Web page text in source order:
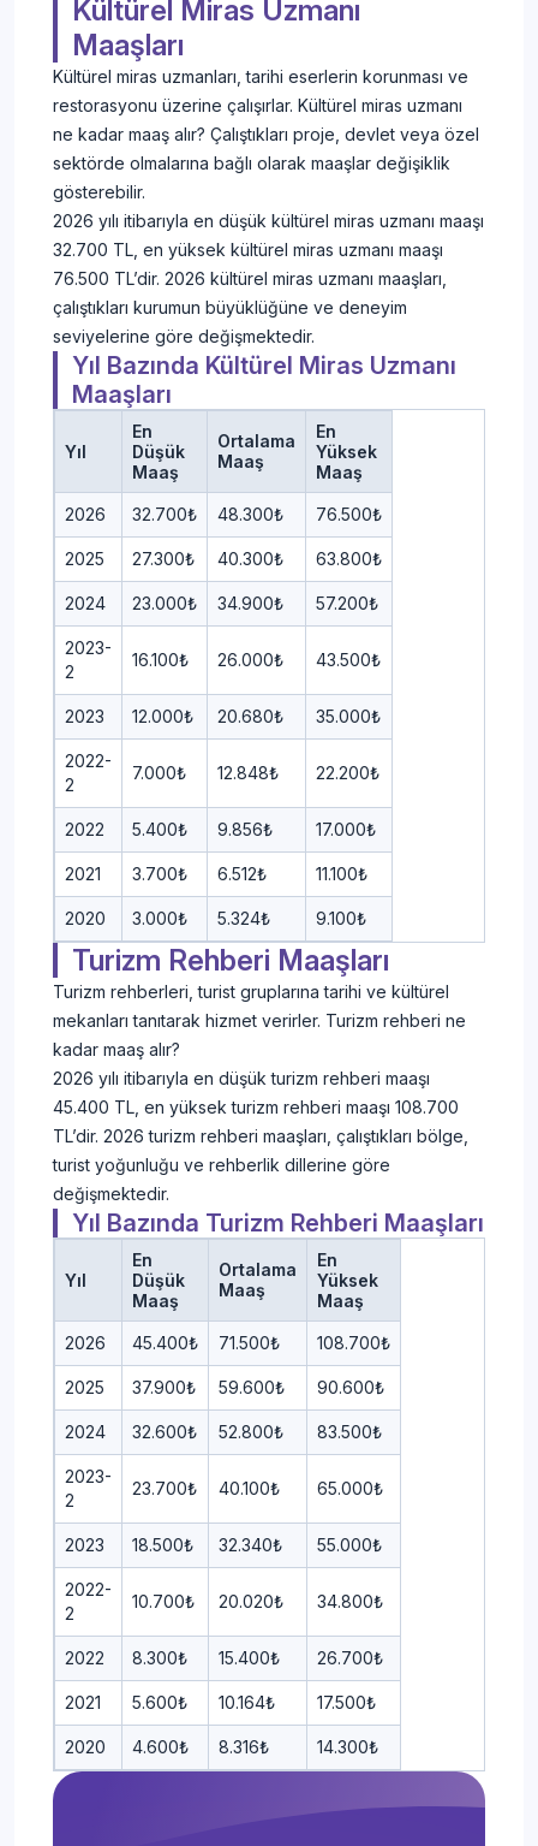
Kültürel Miras Uzmanı
Maaşları
Kültürel miras uzmanları, tarihi eserlerin korunması ve
restorasyonu üzerine çalışırlar. Kültürel miras uzmanı
ne kadar maaş alır? Çalıştıkları proje, devlet veya özel
sektörde olmalarına bağlı olarak maaşlar değişiklik
gösterebilir.
2026 yılı itibarıyla en düşük kültürel miras uzmanı maaşı
32.700 TL, en yüksek kültürel miras uzmanı maaşı
76.500 TL’dir. 2026 kültürel miras uzmanı maaşları,
çalıştıkları kurumun büyüklüğüne ve deneyim
seviyelerine göre değişmektedir.
Yıl Bazında Kültürel Miras Uzmanı
Maaşları
Yıl
En
Düşük
Maaş
Ortalama
Maaş
En
Yüksek
Maaş
2026 32.700₺ 48.300₺ 76.500₺
2025 27.300₺ 40.300₺ 63.800₺
2024 23.000₺ 34.900₺ 57.200₺
2023-
2
16.100₺ 26.000₺ 43.500₺
2023 12.000₺ 20.680₺ 35.000₺
2022-
2
7.000₺ 12.848₺ 22.200₺
2022 5.400₺ 9.856₺ 17.000₺
2021 3.700₺ 6.512₺ 11.100₺
2020 3.000₺ 5.324₺ 9.100₺
Turizm Rehberi Maaşları
Turizm rehberleri, turist gruplarına tarihi ve kültürel
mekanları tanıtarak hizmet verirler. Turizm rehberi ne
kadar maaş alır?
2026 yılı itibarıyla en düşük turizm rehberi maaşı
45.400 TL, en yüksek turizm rehberi maaşı 108.700
TL’dir. 2026 turizm rehberi maaşları, çalıştıkları bölge,
turist yoğunluğu ve rehberlik dillerine göre
değişmektedir.
Yıl Bazında Turizm Rehberi Maaşları
Yıl
En
Düşük
Maaş
Ortalama
Maaş
En
Yüksek
Maaş
2026 45.400₺ 71.500₺ 108.700₺
2025 37.900₺ 59.600₺ 90.600₺
2024 32.600₺ 52.800₺ 83.500₺
2023-
2
23.700₺ 40.100₺ 65.000₺
2023 18.500₺ 32.340₺ 55.000₺
2022-
2
10.700₺ 20.020₺ 34.800₺
2022 8.300₺ 15.400₺ 26.700₺
2021 5.600₺ 10.164₺ 17.500₺
2020 4.600₺ 8.316₺ 14.300₺